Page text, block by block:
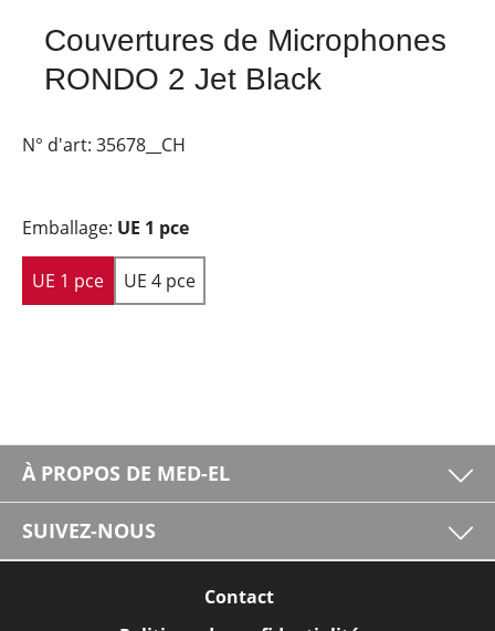
Couvertures de Microphones
RONDO 2 Jet Black
N° d'art: 35678__CH
Emballage: UE 1 pce
UE 1 pce UE 4 pce
À PROPOS DE MED-EL
SUIVEZ-NOUS
Contact